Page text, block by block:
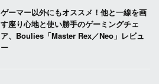
ゲーマー以外にもオススメ！他と一線を画
す座り心地と使い勝手のゲーミングチェ
ア、Boulies「Master Rex／Neo」レビュ
ー